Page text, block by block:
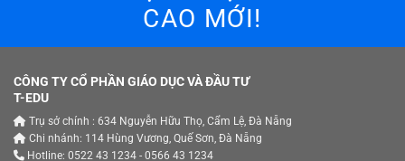
CAO MỚI!
CÔNG TY CỔ PHẦN GIÁO DỤC VÀ ĐẦU TƯ
T-EDU
Trụ sở chính : 634 Nguyễn Hữu Thọ, Cẩm Lệ, Đà Nẵng
Chi nhánh: 114 Hùng Vương, Quế Sơn, Đà Nẵng
Hotline: 0522 43 1234 - 0566 43 1234